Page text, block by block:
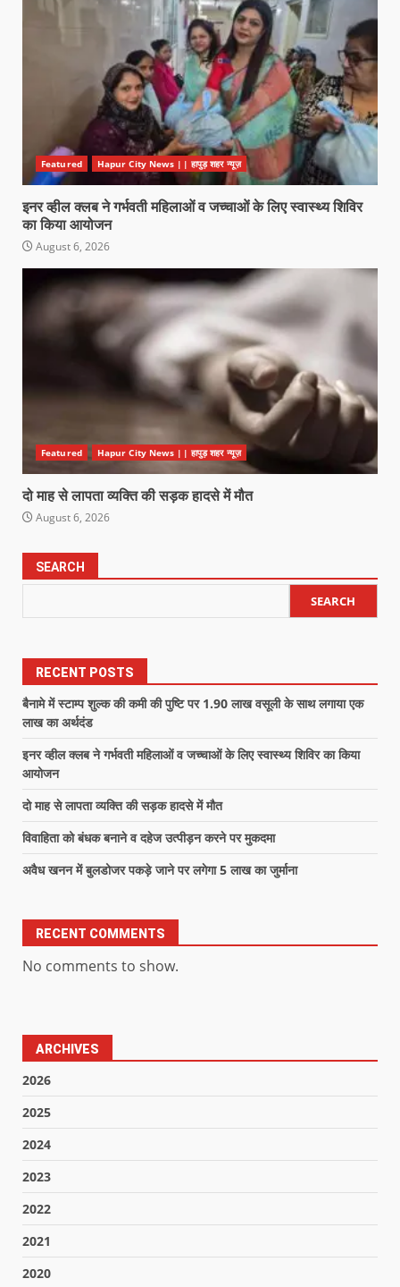
Featured Hapur City News || हापुड़ शहर न्यूज़
इनर व्हील क्लब ने गर्भवती महिलाओं व जच्चाओं के लिए स्वास्थ्य शिविर
का किया आयोजन
August 6, 2026
Featured Hapur City News || हापुड़ शहर न्यूज़
दो माह से लापता व्यक्ति की सड़क हादसे में मौत
August 6, 2026
SEARCH
SEARCH
RECENT POSTS
बैनामे में स्टाम्प शुल्क की कमी की पुष्टि पर 1.90 लाख वसूली के साथ लगाया एक
लाख का अर्थदंड
इनर व्हील क्लब ने गर्भवती महिलाओं व जच्चाओं के लिए स्वास्थ्य शिविर का किया
आयोजन
दो माह से लापता व्यक्ति की सड़क हादसे में मौत
विवाहिता को बंधक बनाने व दहेज उत्पीड़न करने पर मुकदमा
अवैध खनन में बुलडोजर पकड़े जाने पर लगेगा 5 लाख का जुर्माना
RECENT COMMENTS
No comments to show.
ARCHIVES
2026
2025
2024
2023
2022
2021
2020